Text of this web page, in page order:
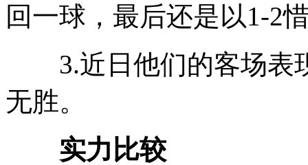
回一球，最后还是以1-2
3.近日他们的客场表
无胜。
实力比较